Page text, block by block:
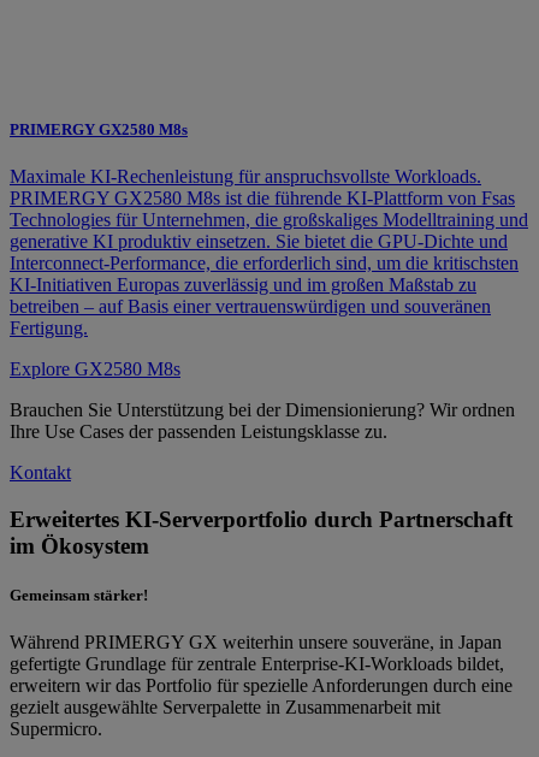
PRIMERGY GX2580 M8s
Maximale KI‑Rechenleistung für anspruchsvollste Workloads.
PRIMERGY GX2580 M8s ist die führende KI‑Plattform von Fsas
Technologies für Unternehmen, die großskaliges Modelltraining und
generative KI produktiv einsetzen. Sie bietet die GPU‑Dichte und
Interconnect‑Performance, die erforderlich sind, um die kritischsten
KI‑Initiativen Europas zuverlässig und im großen Maßstab zu
betreiben – auf Basis einer vertrauenswürdigen und souveränen
Fertigung.
Explore GX2580 M8s
Brauchen Sie Unterstützung bei der Dimensionierung? Wir ordnen
Ihre Use Cases der passenden Leistungsklasse zu.
Kontakt
Erweitertes KI‑Serverportfolio durch Partnerschaft
im Ökosystem
Gemeinsam stärker!
Während PRIMERGY GX weiterhin unsere souveräne, in Japan
gefertigte Grundlage für zentrale Enterprise‑KI‑Workloads bildet,
erweitern wir das Portfolio für spezielle Anforderungen durch eine
gezielt ausgewählte Serverpalette in Zusammenarbeit mit
Supermicro.